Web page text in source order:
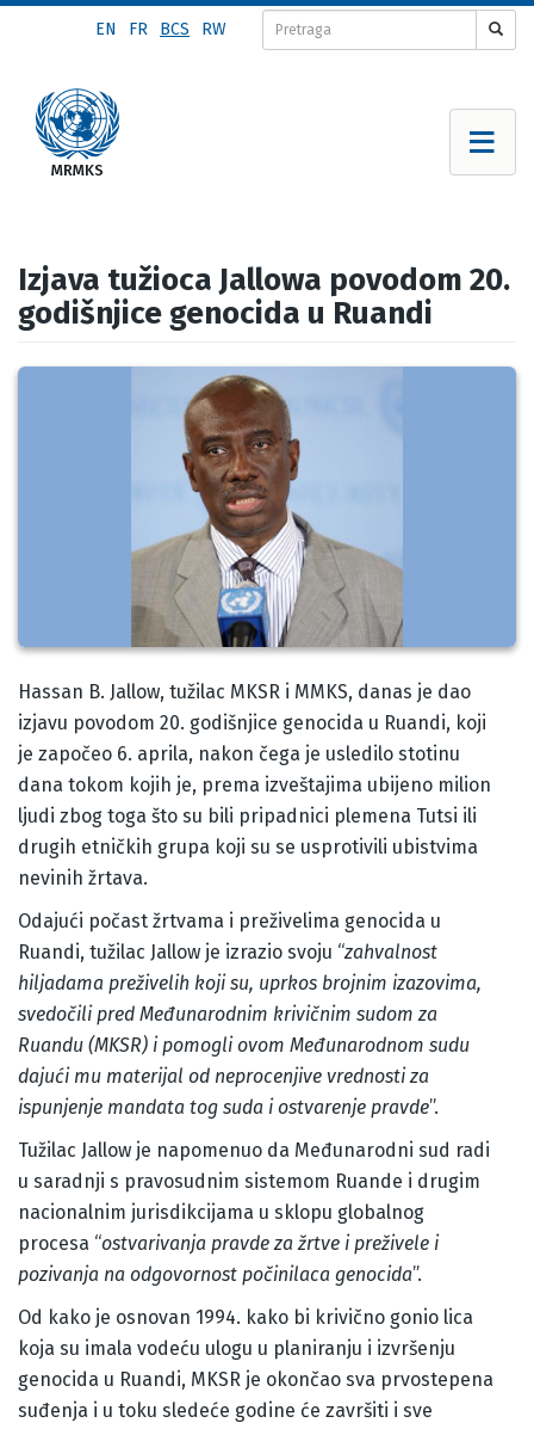
content
EN FR BCS RW
Izjava tužioca Jallowa povodom 20.
godišnjice genocida u Ruandi
Body
Hassan B. Jallow, tužilac MKSR i MMKS, danas je dao
izjavu povodom 20. godišnjice genocida u Ruandi, koji
je započeo 6. aprila, nakon čega je usledilo stotinu
dana tokom kojih je, prema izveštajima ubijeno milion
ljudi zbog toga što su bili pripadnici plemena Tutsi ili
drugih etničkih grupa koji su se usprotivili ubistvima
nevinih žrtava.
Odajući počast žrtvama i preživelima genocida u
Ruandi, tužilac Jallow je izrazio svoju “zahvalnost
hiljadama preživelih koji su, uprkos brojnim izazovima,
svedočili pred Međunarodnim krivičnim sudom za
Ruandu (MKSR) i pomogli ovom Međunarodnom sudu
dajući mu materijal od neprocenjive vrednosti za
ispunjenje mandata tog suda i ostvarenje pravde”.
Tužilac Jallow je napomenuo da Međunarodni sud radi
u saradnji s pravosudnim sistemom Ruande i drugim
nacionalnim jurisdikcijama u sklopu globalnog
procesa “ostvarivanja pravde za žrtve i preživele i
pozivanja na odgovornost počinilaca genocida”.
Od kako je osnovan 1994. kako bi krivično gonio lica
koja su imala vodeću ulogu u planiranju i izvršenju
genocida u Ruandi, MKSR je okončao sva prvostepena
suđenja i u toku sledeće godine će završiti i sve